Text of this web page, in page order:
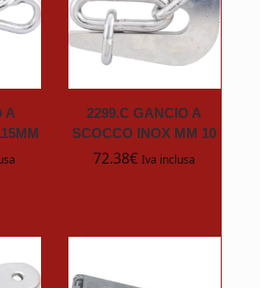
A
2299.C GANCIO A
SCOCCO INOX MM 10
72.38€ Iva inclusa